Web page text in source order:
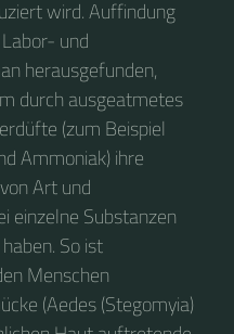
wird. Auffindung
und
herausgefunden,
durch ausgeatmetes
(zum Beispiel
Ammoniak) ihre
Art und
einzelne Substanzen
So ist
Menschen
(Aedes (Stegomyia)